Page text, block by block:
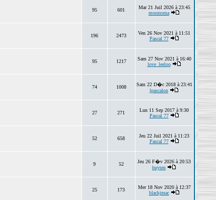
95 601
Mar 21 Juil 2026 à 23:45
mosmsma
196 2473
Ven 26 Nov 2021 à 11:51
Pascal 77
95 1217
Sam 27 Nov 2021 à 16:40
love_leeloo
74 1008
Sam 22 D�c 2018 à 23:41
lpascalon
27 271
Lun 11 Sep 2017 à 9:30
Pascal 77
52 658
Jeu 22 Juil 2021 à 11:23
Pascal 77
9 52
Jeu 26 F�v 2026 à 20:53
buyten
25 173
Mer 18 Nov 2020 à 12:37
blackjmac